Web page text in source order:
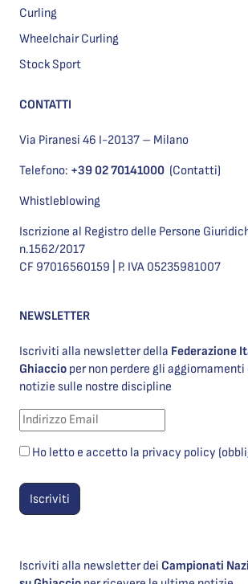
Curling
Wheelchair Curling
Stock Sport
CONTATTI
Via Piranesi 46 I-20137 – Milano
Telefono: +39 02 70141000 (Contatti)
Whistleblowing
Iscrizione al Registro delle Persone
n.1562/2017
CF 97016560159 | P. IVA 05235981007
NEWSLETTER
Iscriviti alla newsletter della Federazione
Ghiaccio per non perdere gli
notizie sulle nostre discipline
Ho letto e accetto la privacy policy
Iscriviti alla newsletter dei Campionati